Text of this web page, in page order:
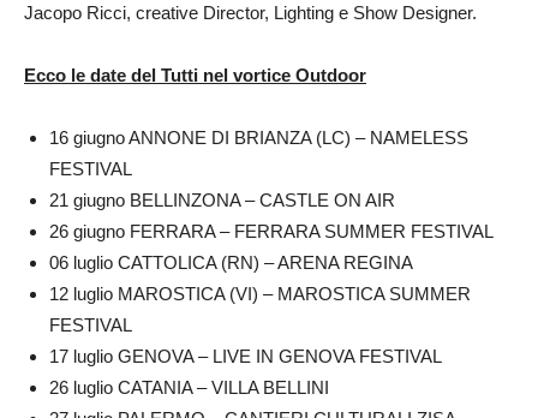
Jacopo Ricci, creative Director, Lighting e Show Designer.
Ecco le date del Tutti nel vortice Outdoor
16 giugno ANNONE DI BRIANZA (LC) – NAMELESS
FESTIVAL
21 giugno BELLINZONA – CASTLE ON AIR
26 giugno FERRARA – FERRARA SUMMER FESTIVAL
06 luglio CATTOLICA (RN) – ARENA REGINA
12 luglio MAROSTICA (VI) – MAROSTICA SUMMER
FESTIVAL
17 luglio GENOVA – LIVE IN GENOVA FESTIVAL
26 luglio CATANIA – VILLA BELLINI